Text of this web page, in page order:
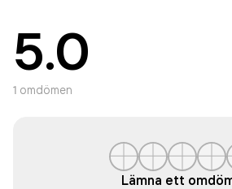
5.0
1 omdömen
Lämna ett